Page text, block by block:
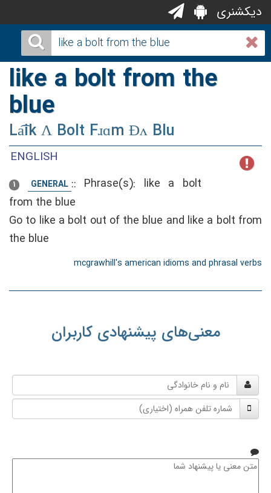
دیکشنری
like a bolt from the
blue
La͡ik Ʌ Bolt Fɹɑm Ðʌ Blu
ENGLISH
1 GENERAL :: Phrase(s): like a bolt
from the blue
Go to like a bolt out of the blue and like a bolt from
the blue
mcgrawhill's american idioms and phrasal verbs
معنی‌های پیشنهادی کاربران
و
نام
خانوادگی
شماره
تلفن
متن